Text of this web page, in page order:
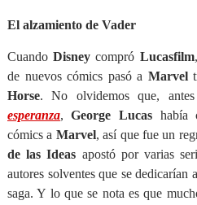
El alzamiento de Vader
CuandoDisneycompró Lucasfilm
de nuevos cómics pasó a Marvel
Horse. No olvidemos que,
esperanza,George Lucas había
cómics a Marvel, así que fue un
de las Ideas apostó por varias
autores solventes que se dedicarían
saga. Y lo que se nota es que